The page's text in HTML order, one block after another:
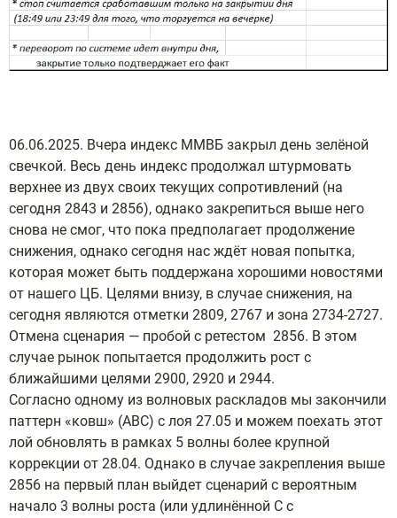
06.06.2025. Вчера индекс ММВБ закрыл день зелёной
свечкой. Весь день индекс продолжал штурмовать
верхнее из двух своих текущих сопротивлений (на
сегодня 2843 и 2856), однако закрепиться выше него
снова не смог, что пока предполагает продолжение
снижения, однако сегодня нас ждёт новая попытка,
которая может быть поддержана хорошими новостями
от нашего ЦБ. Целями внизу, в случае снижения, на
сегодня являются отметки 2809, 2767 и зона 2734-2727.
Отмена сценария — пробой с ретестом 2856. В этом
случае рынок попытается продолжить рост с
ближайшими целями 2900, 2920 и 2944.
Согласно одному из волновых раскладов мы закончили
паттерн «ковш» (АВС) с лоя 27.05 и можем поехать этот
лой обновлять в рамках 5 волны более крупной
коррекции от 28.04. Однако в случае закрепления выше
2856 на первый план выйдет сценарий с вероятным
начало 3 волны роста (или удлинённой С с